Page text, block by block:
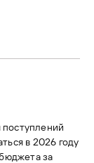
в 2026 году
за